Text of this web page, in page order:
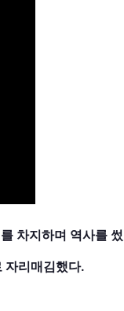
차지하며 역사를
자리매김했다.